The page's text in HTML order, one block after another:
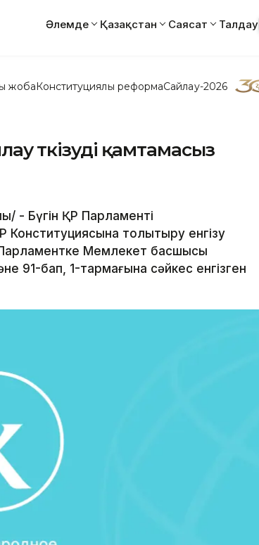
Әлемде Қазақстан Саясат Талдау
жобаКонституциялық реформаСайлау-2026
өткізуді қамтамасыз
- Бүгін ҚР Парламенті
толықтыру енгізу
Парламентке Мемлекет басшысы
91-бап, 1-тармағына сәйкес енгізген